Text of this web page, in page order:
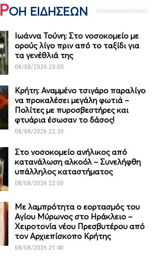
ΡΟΗ ΕΙΔΗΣΕΩΝ
Ιωάννα Τούνη: Στο νοσοκομείο με
ορούς λίγο πριν από το ταξίδι για
τα γενέθλιά της
08/08/2026 23:00
Κρήτη: Αναμμένο τσιγάρο παραλίγο
να προκαλέσει μεγάλη φωτιά –
Πολίτες με πυροσβεστήρες και
φτυάρια έσωσαν το δάσος!
08/08/2026 22:30
Στο νοσοκομείο ανήλικος από
κατανάλωση αλκοόλ – Συνελήφθη
υπάλληλος καταστήματος
08/08/2026 22:00
Με λαμπρότητα ο εορτασμός του
Αγίου Μύρωνος στο Ηράκλειο –
Χειροτονία νέου Πρεσβυτέρου από
τον Αρχιεπίσκοπο Κρήτης
08/08/2026 21:40